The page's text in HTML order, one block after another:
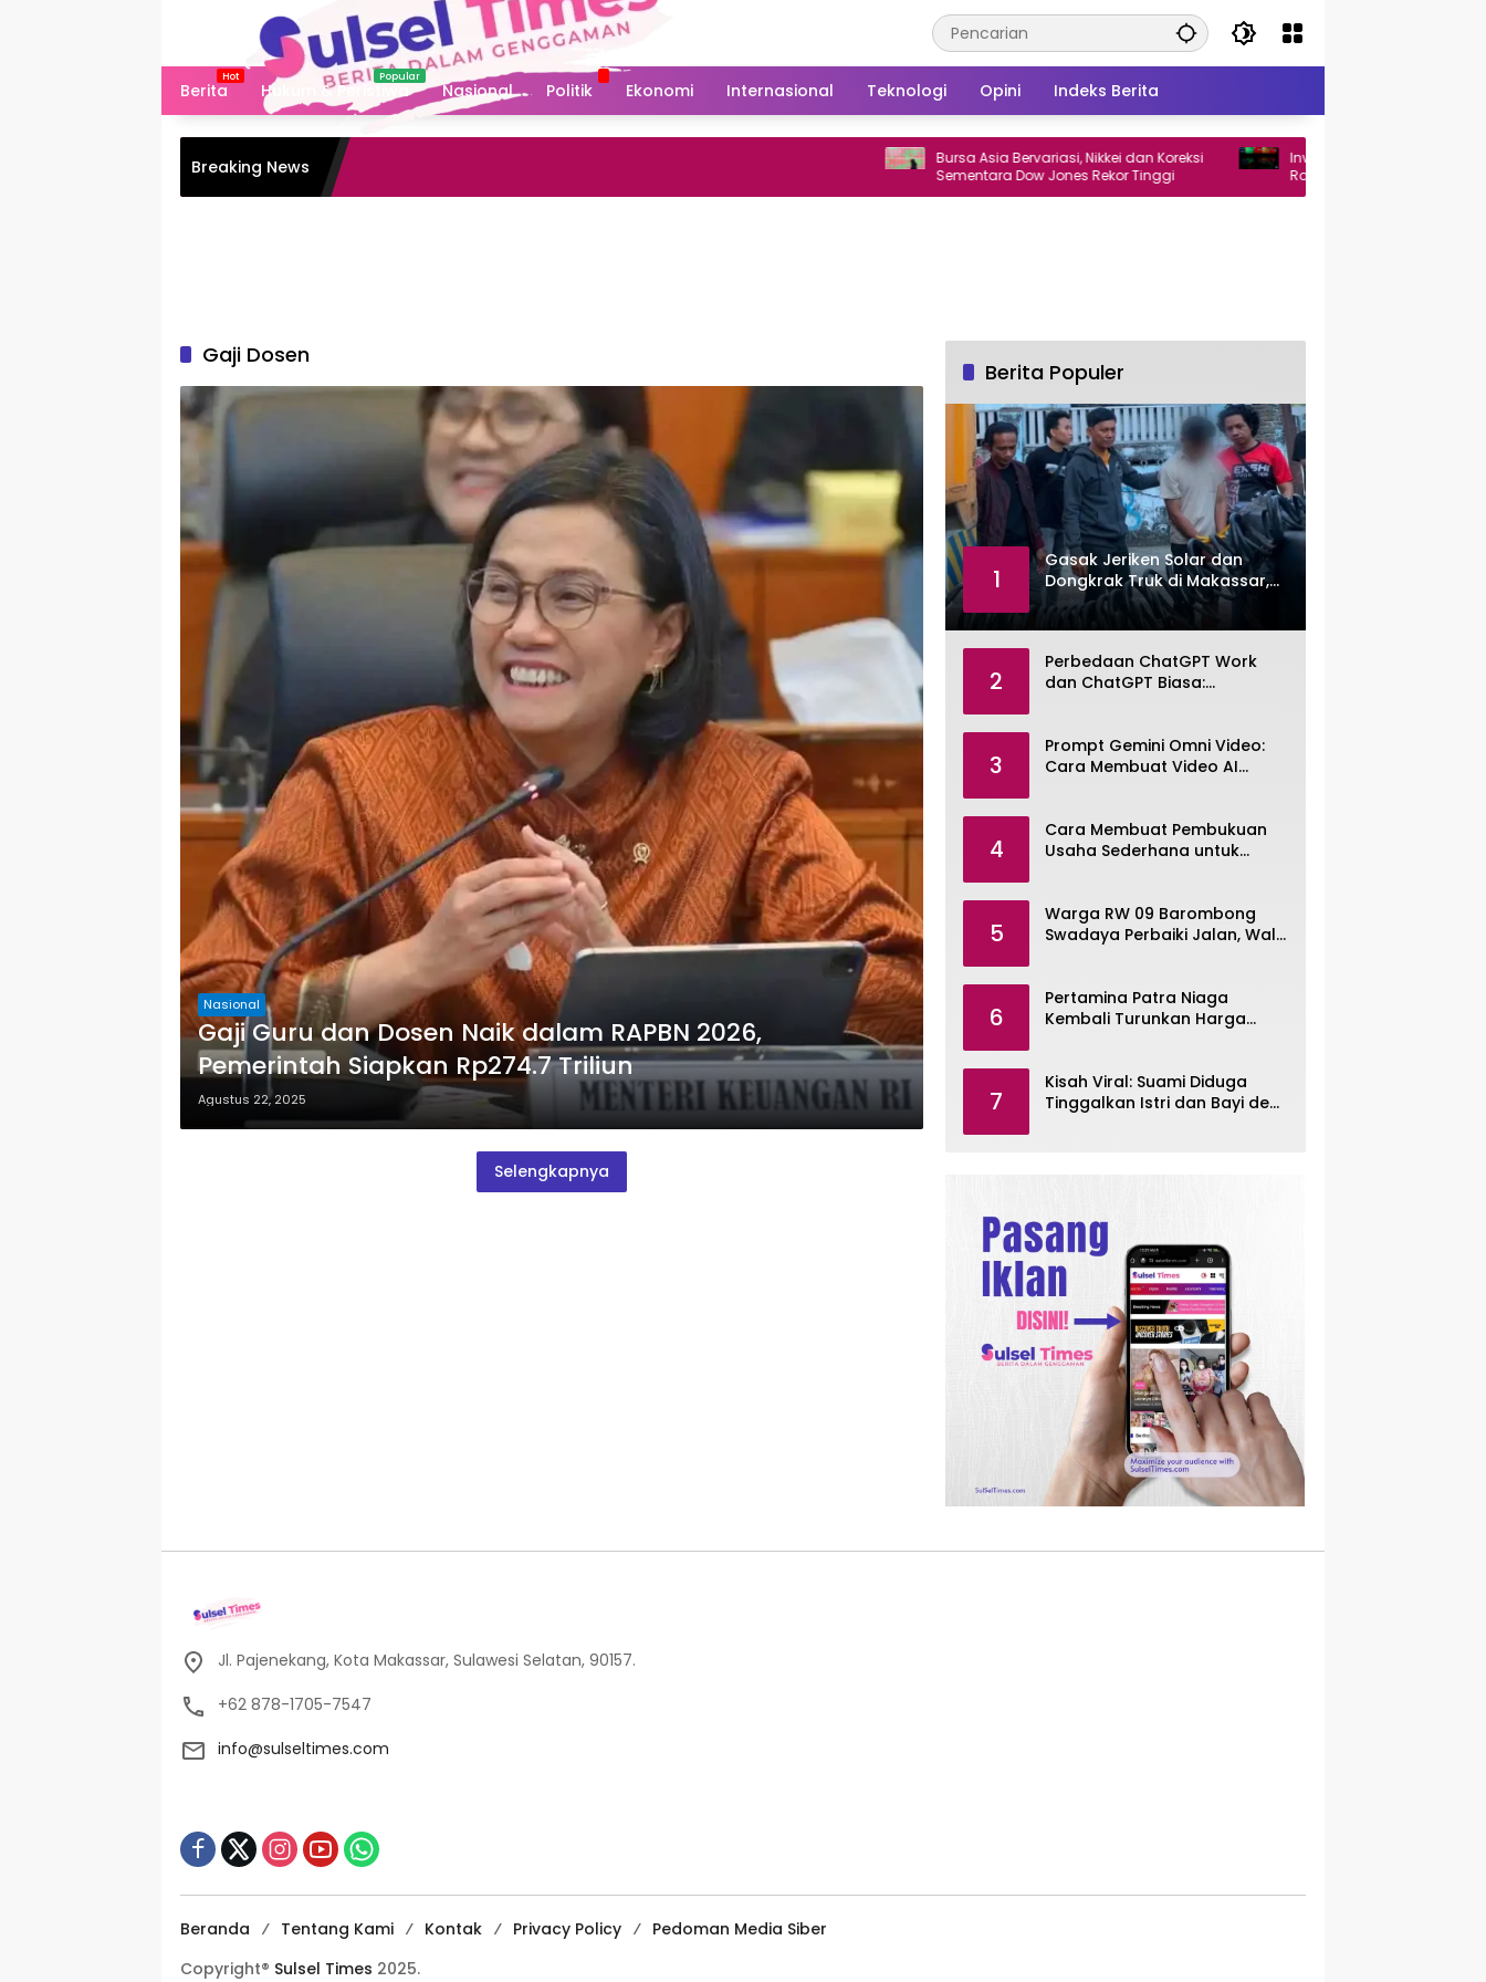
Berita
Hukum & Peristiwa Nasional Politik Ekonomi Internasional Teknologi Opini Indeks Berita
Breaking News
Bursa Asia Bervariasi, Nikkei dan Koreksi
Sementara Dow Jones Rekor Tinggi
Investor Asing Net Jual Rp182,8
Rotasi Dana ke Saham Tambang
dan TINS
Gaji Dosen
Nasional
Gaji Guru dan Dosen Naik dalam RAPBN 2026,
Pemerintah Siapkan Rp274.7 Triliun
Agustus 22, 2025
Selengkapnya
Berita Populer
1
Gasak Jeriken Solar dan
Dongkrak Truk di Makassar,
Pemuda Dibekuk Polisi
2
Perbedaan ChatGPT Work
dan ChatGPT Biasa:
3
Prompt Gemini Omni Video:
Cara Membuat Video AI
4
Cara Membuat Pembukuan
Usaha Sederhana untuk
5
Warga RW 09 Barombong
Swadaya Perbaiki Jalan, Wali
6
Pertamina Patra Niaga
Kembali Turunkan Harga
7
Kisah Viral: Suami Diduga
Tinggalkan Istri dan Bayi demi
Jl. Pajenekang, Kota Makassar, Sulawesi Selatan, 90157.
+62 878-1705-7547
info@sulseltimes.com
Beranda Tentang Kami Kontak Privacy Policy
Pedoman Media Siber
Copyright® Sulsel Times 2025.